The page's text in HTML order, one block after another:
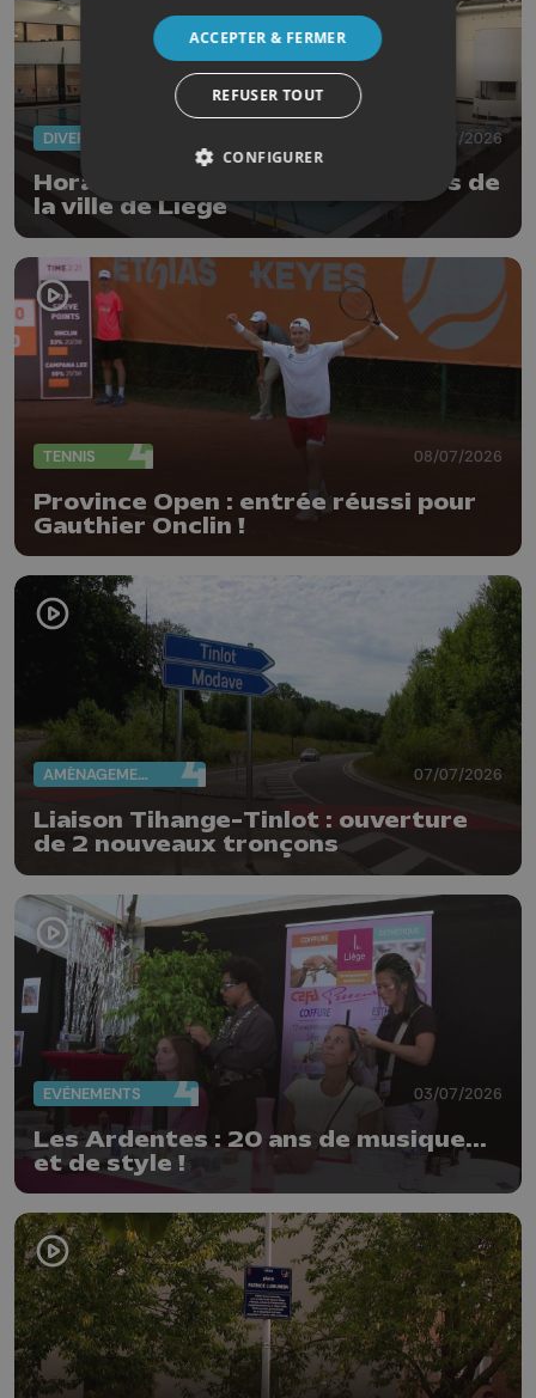
DIVERS 14/07/2026
Horaires réduits pour les piscines de
la ville de Liège
TENNIS 08/07/2026
Province Open : entrée réussi pour
Gauthier Onclin !
AMÉNAGEMENT DU TERRITOIRE 07/07/2026
Liaison Tihange-Tinlot : ouverture
de 2 nouveaux tronçons
EVÈNEMENTS 03/07/2026
Les Ardentes : 20 ans de musique...
et de style !
ACCEPTER & FERMER
REFUSER TOUT
CONFIGURER